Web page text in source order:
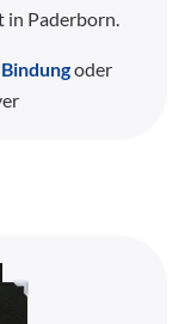
Paderborn.
oder